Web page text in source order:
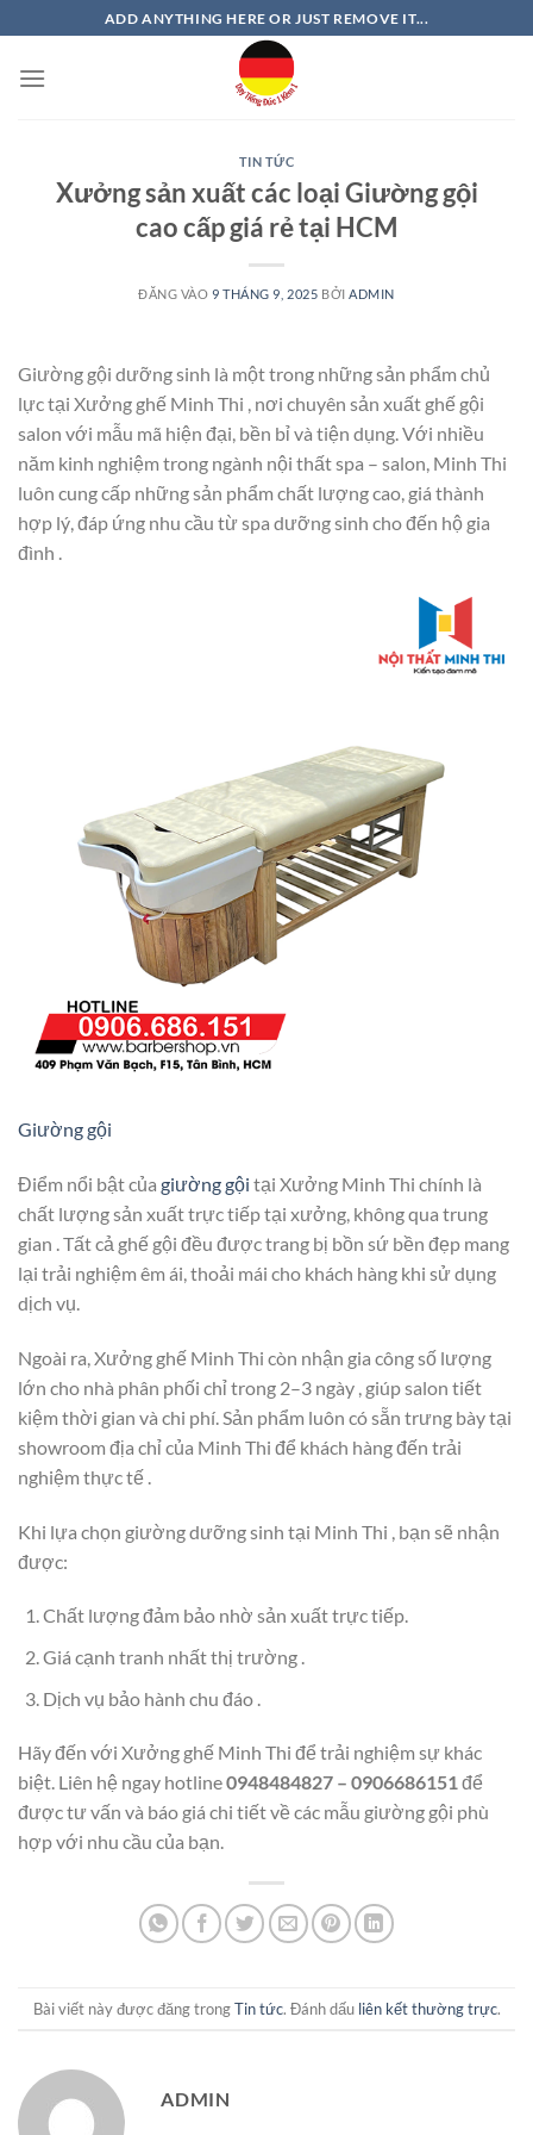
qua
nội
ADD ANYTHING HERE OR JUST REMOVE IT...
TIN TỨC
Xưởng sản xuất các loại Giường gội
cao cấp giá rẻ tại HCM
ĐĂNG VÀO 9 THÁNG 9, 2025 BỞI ADMIN
Giường gội dưỡng sinh là một trong những sản phẩm chủ
lực tại Xưởng ghế Minh Thi , nơi chuyên sản xuất ghế gội
salon với mẫu mã hiện đại, bền bỉ và tiện dụng. Với nhiều
năm kinh nghiệm trong ngành nội thất spa – salon, Minh Thi
luôn cung cấp những sản phẩm chất lượng cao, giá thành
hợp lý, đáp ứng nhu cầu từ spa dưỡng sinh cho đến hộ gia
đình .
Giường gội
Điểm nổi bật của giường gội tại Xưởng Minh Thi chính là
chất lượng sản xuất trực tiếp tại xưởng, không qua trung
gian . Tất cả ghế gội đều được trang bị bồn sứ bền đẹp mang
lại trải nghiệm êm ái, thoải mái cho khách hàng khi sử dụng
dịch vụ.
Ngoài ra, Xưởng ghế Minh Thi còn nhận gia công số lượng
lớn cho nhà phân phối chỉ trong 2–3 ngày , giúp salon tiết
kiệm thời gian và chi phí. Sản phẩm luôn có sẵn trưng bày tại
showroom địa chỉ của Minh Thi để khách hàng đến trải
nghiệm thực tế .
Khi lựa chọn giường dưỡng sinh tại Minh Thi , bạn sẽ nhận
được:
Chất lượng đảm bảo nhờ sản xuất trực tiếp.
Giá cạnh tranh nhất thị trường .
Dịch vụ bảo hành chu đáo .
Hãy đến với Xưởng ghế Minh Thi để trải nghiệm sự khác
biệt. Liên hệ ngay hotline0948484827 – 0906686151để
được tư vấn và báo giá chi tiết về các mẫu giường gội phù
hợp với nhu cầu của bạn.
Bài viết này được đăng trongTin tức. Đánh dấu liên kết thường trực.
ADMIN